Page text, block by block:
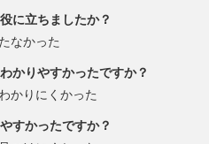
に立ちましたか？
なかった
かりやすかったですか？
わかりにくかった
すかったですか？